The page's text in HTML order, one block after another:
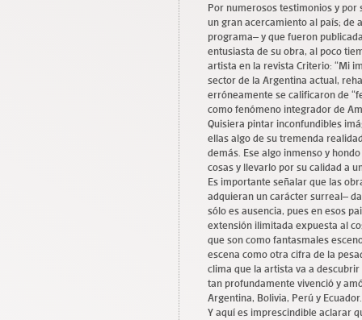
Por numerosos testimonios y
un gran acercamiento al país; de
programa– y que fueron
entusiasta de su obra, al poco
artista en la revista Criterio: “Mi
sector de la Argentina actual,
erróneamente se calificaron de
como fenómeno integrador de
Quisiera pintar inconfundibles
ellas algo de su tremenda
demás. Ese algo inmenso y
cosas y llevarlo por su calidad a
Es importante señalar que las
adquieran un carácter surreal–
sólo es ausencia, pues en esos
extensión ilimitada expuesta al
que son como fantasmales
escena como otra cifra de la
clima que la artista va a
tan profundamente vivenció y
Argentina, Bolivia, Perú y Ecuador.
Y aquí es imprescindible aclarar